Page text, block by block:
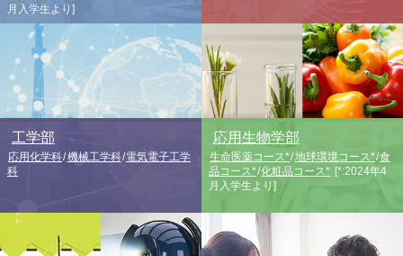
月入学生より]
工学部
応用化学科/機械工学科/電気電子工学
科
応用生物学部
生命医薬コース*/地球環境コース*/食
品コース*/化粧品コース* [*:2024年4
月入学生より]